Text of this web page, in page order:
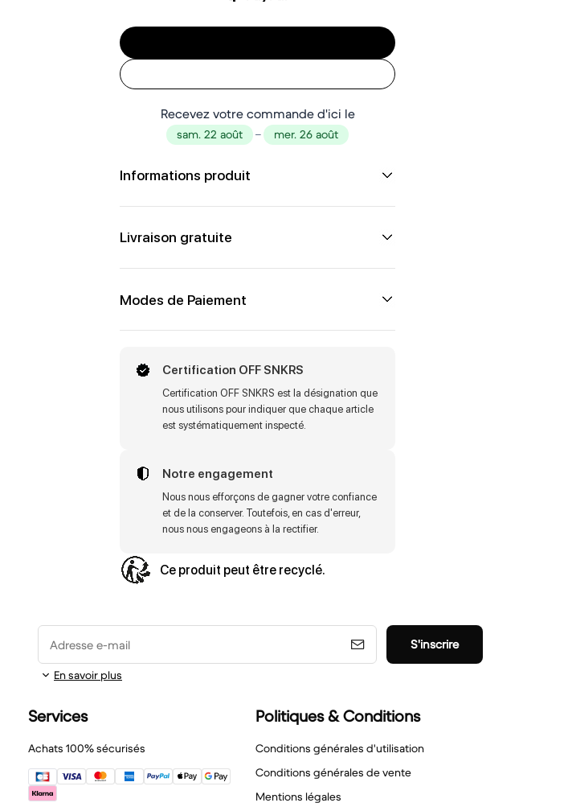
Recevez votre commande d'ici le
sam. 22 août – mer. 26 août
Informations produit
Livraison gratuite
Modes de Paiement
Certification OFF SNKRS
Certification OFF SNKRS est la désignation que
nous utilisons pour indiquer que chaque article
est systématiquement inspecté.
Notre engagement
Nous nous efforçons de gagner votre confiance
et de la conserver. Toutefois, en cas d'erreur,
nous nous engageons à la rectifier.
Ce produit peut être recyclé.
Adresse e-mail S'inscrire
En savoir plus
Services
Achats 100% sécurisés
Politiques & Conditions
Conditions générales d'utilisation
Conditions générales de vente
Mentions légales